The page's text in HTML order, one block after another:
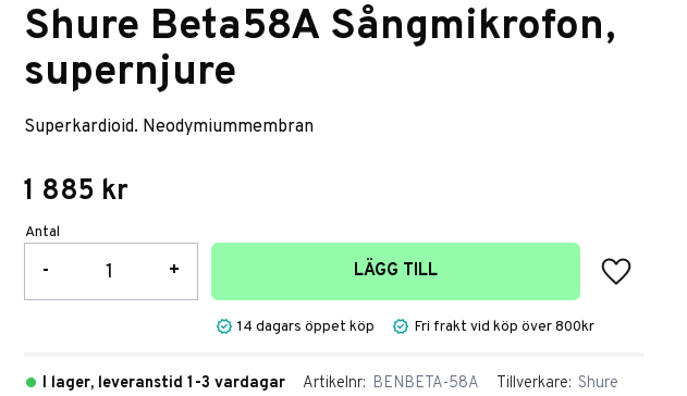
Shure Beta58A Sångmikrofon,
supernjure
Superkardioid. Neodymiummembran
1 885 kr
Antal
+
- LÄGG TILL
Lägg till
14 dagars öppet köp Fri frakt vid köp över 800kr
I lager, leveranstid 1-3 vardagar Artikelnr BENBETA-58A Tillverkare Shure